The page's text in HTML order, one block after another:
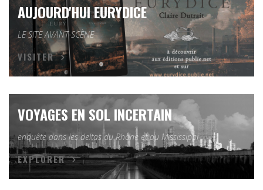
AUJOURD'HUI EURYDICE
LE SITE AVANT-SCÈNE
VISITER
VOYAGES EN SOL INCERTAIN
enquête dans les deltas du Rhône et du Mississippi
EXPLORER